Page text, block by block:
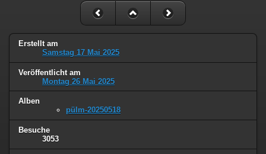
Erstellt am
Samstag 17 Mai 2025
Veröffentlicht am
Montag 26 Mai 2025
Alben
pülm-20250518
Besuche
3053